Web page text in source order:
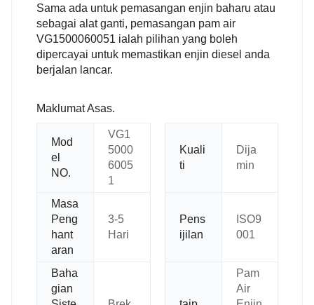
Sama ada untuk pemasangan enjin baharu atau
sebagai alat ganti, pemasangan pam air
VG1500060051 ialah pilihan yang boleh
dipercayai untuk memastikan enjin diesel anda
berjalan lancar.
Maklumat Asas.
Mod
el
NO.
VG1
5000
6005
1
Kuali
ti
Dija
min
Masa
Peng
hant
aran
3-5
Hari
Pens
ijilan
ISO9
001
Baha
gian
Pam
Air